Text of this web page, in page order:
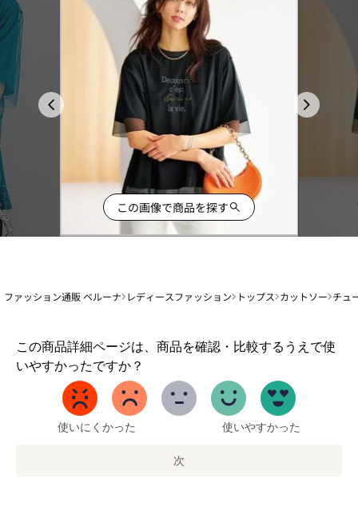
この画像で商品を探す
ファッション通販 ベルーナ レディースファッション トップス カットソー チュ
この商品詳細ページは、商品を確認・比較するうえで使
いやすかったですか？
1
か
使いにくかった 使いやすかった
次